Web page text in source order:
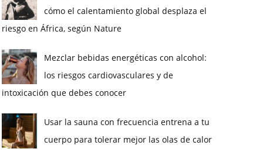
cómo el calentamiento global desplaza el
riesgo en África, según Nature
Mezclar bebidas energéticas con alcohol:
los riesgos cardiovasculares y de
intoxicación que debes conocer
Usar la sauna con frecuencia entrena a tu
cuerpo para tolerar mejor las olas de calor